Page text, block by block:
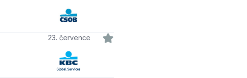
23. července